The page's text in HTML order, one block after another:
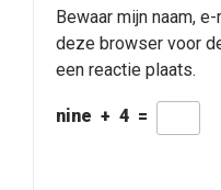
Bewaar mijn naam,
deze browser voor
een reactie plaats.
nine + 4 =